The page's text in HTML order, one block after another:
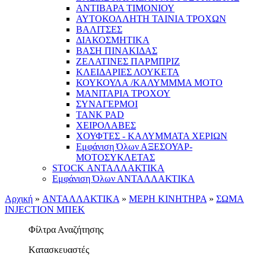
ΑΝΤΙΒΑΡΑ ΤΙΜΟΝΙΟΥ
ΑΥΤΟΚΟΛΛΗΤΗ ΤΑΙΝΙΑ ΤΡΟΧΩΝ
ΒΑΛΙΤΣΕΣ
ΔΙΑΚΟΣΜΗΤΙΚΑ
ΒΑΣΗ ΠΙΝΑΚΙΔΑΣ
ΖΕΛΑΤΙΝΕΣ ΠΑΡΜΠΡΙΖ
ΚΛΕΙΔΑΡΙΕΣ ΛΟΥΚΕΤΑ
ΚΟΥΚΟΥΛΑ /ΚΑΛΥΜΜΜΑ ΜΟΤΟ
ΜΑΝΙΤΑΡΙΑ ΤΡΟΧΟΥ
ΣΥΝΑΓΕΡΜΟΙ
TANK PAD
ΧΕΙΡΟΛΑΒΕΣ
ΧΟΥΦΤΕΣ - ΚΑΛΥΜΜΑΤΑ ΧΕΡΙΩΝ
Εμφάνιση Όλων ΑΞΕΣΟΥΑΡ-
ΜΟΤΟΣΥΚΛΕΤΑΣ
STOCK ΑΝΤΑΛΛΑΚΤΙΚΑ
Εμφάνιση Όλων ΑΝΤΑΛΛΑΚΤΙΚΑ
Αρχική » ΑΝΤΑΛΛΑΚΤΙΚΑ » ΜΕΡΗ ΚΙΝΗΤΗΡΑ » ΣΩΜΑ
INJECTION ΜΠΕΚ
Φίλτρα Αναζήτησης
Kατασκευαστές